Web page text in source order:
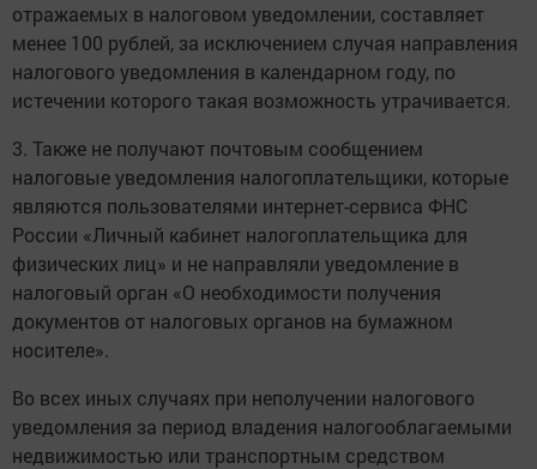
отражаемых в налоговом уведомлении, составляет
менее 100 рублей, за исключением случая направления
налогового уведомления в календарном году, по
истечении которого такая возможность утрачивается.
3. Также не получают почтовым сообщением
налоговые уведомления налогоплательщики, которые
являются пользователями интернет-сервиса ФНС
России «Личный кабинет налогоплательщика для
физических лиц» и не направляли уведомление в
налоговый орган «О необходимости получения
документов от налоговых органов на бумажном
носителе».
Во всех иных случаях при неполучении налогового
уведомления за период владения налогооблагаемыми
недвижимостью или транспортным средством